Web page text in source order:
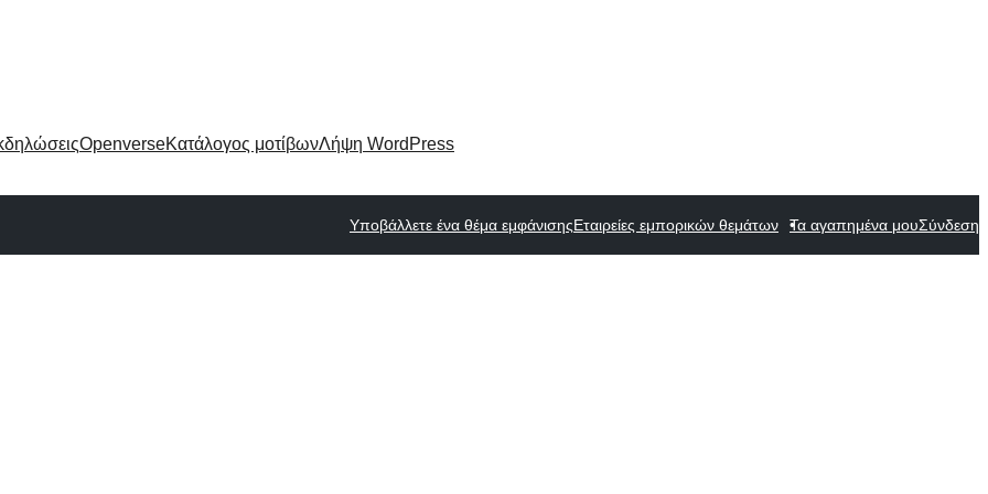
OpenverseΚατάλογος μοτίβωνΛήψη WordPress
Υποβάλλετε ένα θέμα εμφάνισηςΕταιρείες εμπορικών θεμάτων Τα αγαπημένα μουΣύνδεση